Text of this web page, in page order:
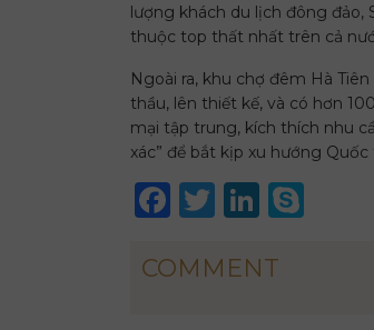
lượng khách du lịch đông đảo,
thuộc top thất nhất trên cả
Ngoài ra, khu chợ đêm Hà
thầu, lên thiết kế, và có hơn
mại tập trung, kích thích nhu
xác” để bắt kịp xu hướng Quốc
Facebook
Twitter
COMMENT